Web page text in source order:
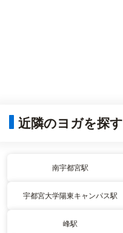
近隣のヨガを探す
南宇都宮駅
宇都宮大学陽東キャンパス駅
峰駅